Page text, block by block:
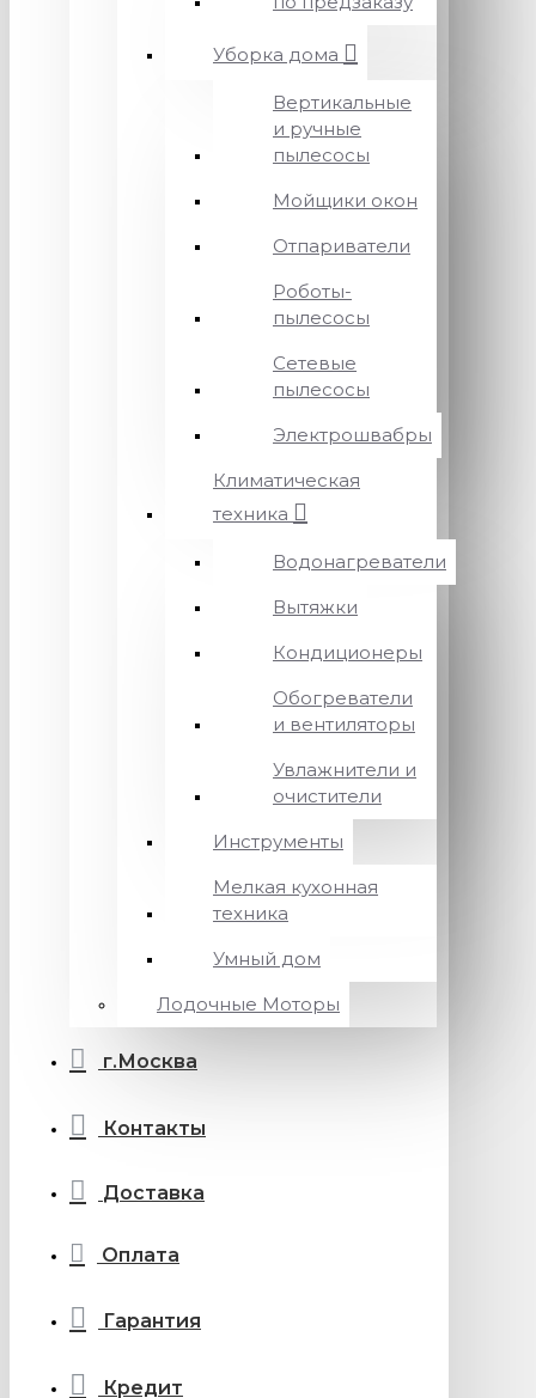
Уборка дома
Вертикальные
и ручные
пылесосы
Мойщики окон
Отпариватели
Роботы-
пылесосы
Сетевые
пылесосы
Электрошвабры
Климатическая
техника
Водонагреватели
Вытяжки
Кондиционеры
Обогреватели
и вентиляторы
Увлажнители и
очистители
Инструменты
Мелкая кухонная
техника
Умный дом
Лодочные Моторы
г.Москва
Контакты
Доставка
Оплата
Гарантия
Кредит